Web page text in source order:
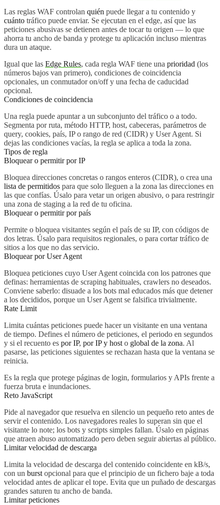
Las reglas WAF controlan quién puede llegar a tu contenido y
cuánto tráfico puede enviar. Se ejecutan en el edge, así que las
peticiones abusivas se detienen antes de tocar tu origen — lo que
ahorra tu ancho de banda y protege tu aplicación incluso mientras
dura un ataque.
Igual que las Edge Rules, cada regla WAF tiene una prioridad (los
números bajos van primero), condiciones de coincidencia
opcionales, un conmutador on/off y una fecha de caducidad
opcional.
Condiciones de coincidencia
Una regla puede apuntar a un subconjunto del tráfico o a todo.
Segmenta por ruta, método HTTP, host, cabeceras, parámetros de
query, cookies, país, IP o rango de red (CIDR) y User Agent. Si
dejas las condiciones vacías, la regla se aplica a toda la zona.
Tipos de regla
Bloquear o permitir por IP
Bloquea direcciones concretas o rangos enteros (CIDR), o crea una
lista de permitidos para que solo lleguen a la zona las direcciones en
las que confías. Úsalo para vetar un origen abusivo, o para restringir
una zona de staging a la red de tu oficina.
Bloquear o permitir por país
Permite o bloquea visitantes según el país de su IP, con códigos de
dos letras. Úsalo para requisitos regionales, o para cortar tráfico de
sitios a los que no das servicio.
Bloquear por User Agent
Bloquea peticiones cuyo User Agent coincida con los patrones que
definas: herramientas de scraping habituales, crawlers no deseados.
Conviene saberlo: disuade a los bots mal educados más que detener
a los decididos, porque un User Agent se falsifica trivialmente.
Rate Limit
Limita cuántas peticiones puede hacer un visitante en una ventana
de tiempo. Defines el número de peticiones, el periodo en segundos
y si el recuento es por IP, por IP y host o global de la zona. Al
pasarse, las peticiones siguientes se rechazan hasta que la ventana se
reinicia.
Es la regla que protege páginas de login, formularios y APIs frente a
fuerza bruta e inundaciones.
Reto JavaScript
Pide al navegador que resuelva en silencio un pequeño reto antes de
servir el contenido. Los navegadores reales lo superan sin que el
visitante lo note; los bots y scripts simples fallan. Úsalo en páginas
que atraen abuso automatizado pero deben seguir abiertas al público.
Limitar velocidad de descarga
Limita la velocidad de descarga del contenido coincidente en kB/s,
con un burst opcional para que el principio de un fichero baje a toda
velocidad antes de aplicar el tope. Evita que un puñado de descargas
grandes saturen tu ancho de banda.
Limitar peticiones